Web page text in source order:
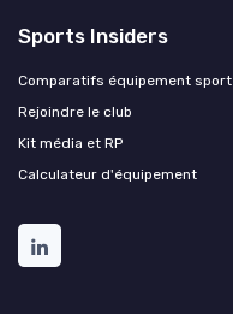
Sports Insiders
Comparatifs équipement sport
Rejoindre le club
Kit média et RP
Calculateur d'équipement